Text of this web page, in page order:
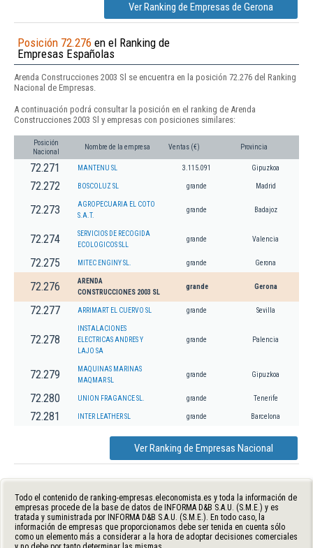
Ver Ranking de Empresas de Gerona
Posición 72.276 en el Ranking de
Empresas Españolas
Arenda Construcciones 2003 Sl se encuentra en la posición 72.276 del Ranking
Nacional de Empresas.
A continuación podrá consultar la posición en el ranking de Arenda
Construcciones 2003 Sl y empresas con posiciones similares:
Posición
Nacional
Nombre de la empresa Ventas (€) Provincia
72.271 MANTENU SL 3.115.091 Gipuzkoa
72.272 BOSCOLUZ SL grande Madrid
72.273
AGROPECUARIA EL COTO
S.A.T.
grande Badajoz
72.274
SERVICIOS DE RECOGIDA
ECOLOGICOS SLL
grande Valencia
72.275 MITEC ENGINY SL. grande Gerona
72.276
ARENDA
CONSTRUCCIONES 2003 SL
grande Gerona
72.277 ARRIMART EL CUERVO SL grande Sevilla
72.278
INSTALACIONES
ELECTRICAS ANDRES Y
LAJO SA
grande Palencia
72.279
MAQUINAS MARINAS
MAQMAR SL
grande Gipuzkoa
72.280 UNION FRAGANCE SL. grande Tenerife
72.281 INTER LEATHER SL grande Barcelona
Ver Ranking de Empresas Nacional
Todo el contenido de ranking-empresas.eleconomista.es y toda la información de
empresas procede de la base de datos de INFORMA D&B S.A.U. (S.M.E.) y es
tratada y suministrada por INFORMA D&B S.A.U. (S.M.E.). En todo caso, la
información de empresas que proporcionamos debe ser tenida en cuenta sólo
como un elemento más a considerar a la hora de adoptar decisiones comerciales